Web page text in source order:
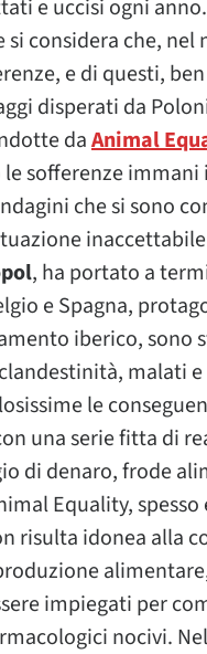
e uccisi ogni
si considera che,
e di questi,
disperati da
daAnimal
sofferenze
che si sono
, ha portato a
e Spagna,
iberico,
malati
le
una serie fitta di
di denaro, frode
Equality,
risulta idonea alla
impiegati per
nocivi.